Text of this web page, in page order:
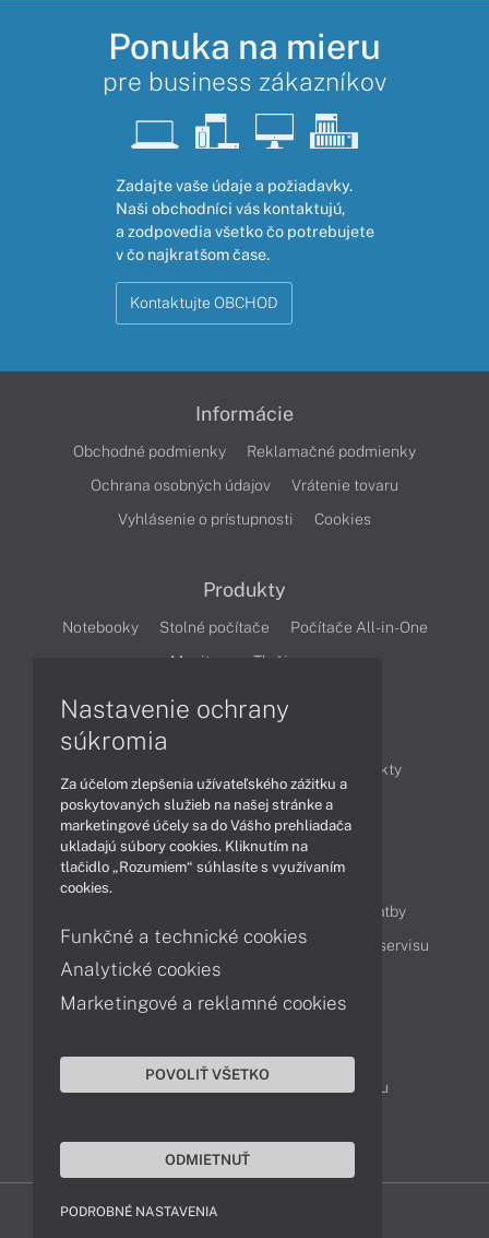
Ponuka na mieru
pre business zákazníkov
Zadajte vaše údaje a požiadavky.
Naši obchodníci vás kontaktujú,
a zodpovedia všetko čo potrebujete
v čo najkratšom čase.
Kontaktujte OBCHOD
Informácie
Obchodné podmienky
Reklamačné podmienky
Ochrana osobných údajov
Vrátenie tovaru
Vyhlásenie o prístupnosti
Cookies
Produkty
Notebooky Stolné počítače
Počítače All-in-One
Monitory
Tlačiarne
Produkty
Technológie
Videá
Obsah
Možnosti doručenia a platby
Podpora a servis
Servisné služby Cenník servisu
Kontakty
043 4224 771
Obchodné oddelenie
Reklamácia tovaru
Nastavenie ochrany
súkromia
Za účelom zlepšenia užívateľského zážitku a
poskytovaných služieb na našej stránke a
marketingové účely sa do Vášho prehliadača
ukladajú súbory cookies. Kliknutím na
tlačidlo „Rozumiem“ súhlasíte s využívaním
cookies.
Funkčné a technické cookies
Analytické cookies
Marketingové a reklamné cookies
POVOLIŤ VŠETKO
ODMIETNUŤ
PODROBNÉ NASTAVENIA